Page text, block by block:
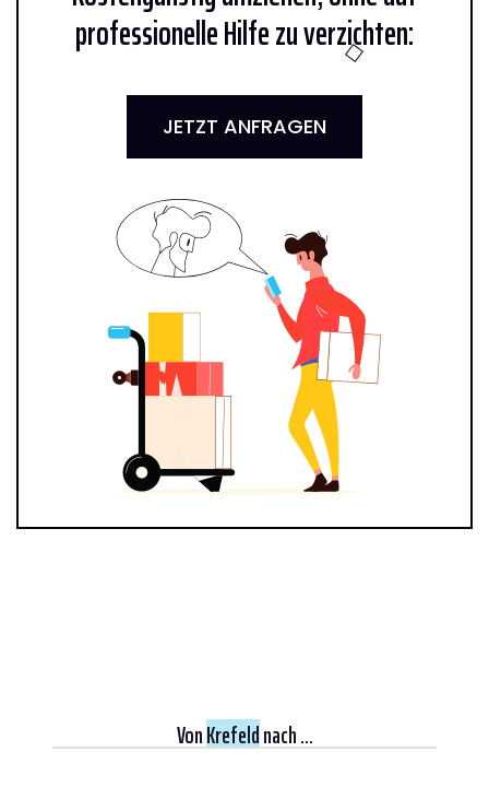
professionelle Hilfe zu verzichten:
JETZT ANFRAGEN
VonKrefeldnach ...